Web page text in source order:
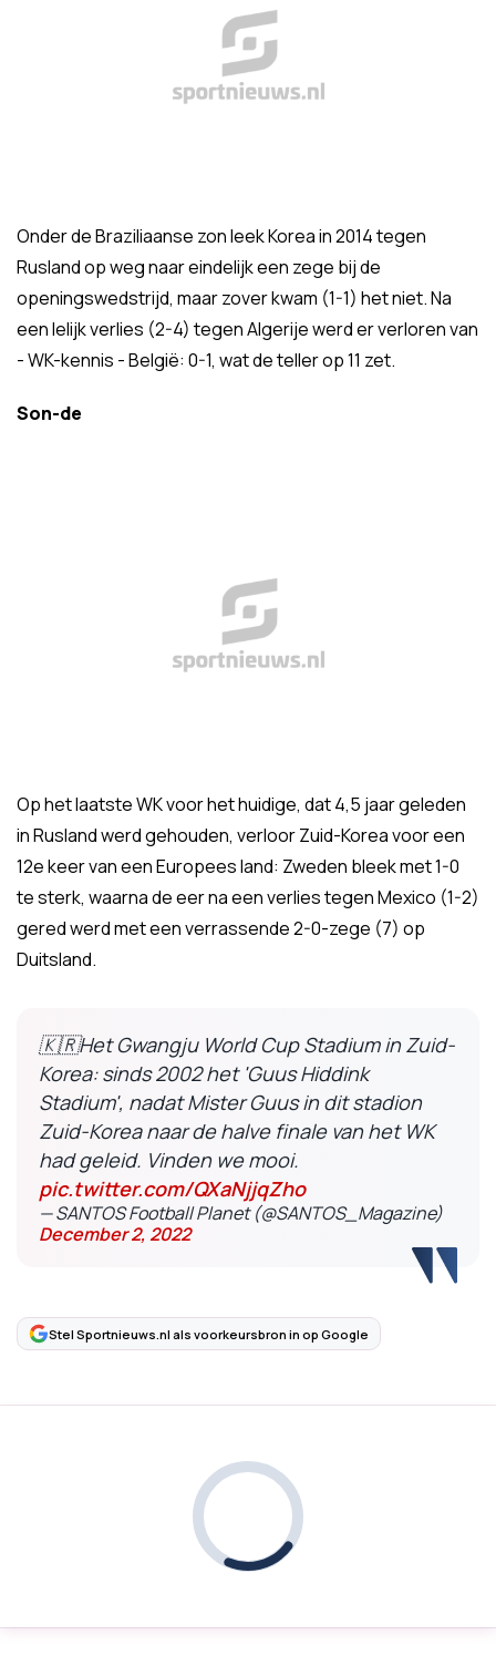
Onder de Braziliaanse zon leek Korea in 2014 tegen
Rusland op weg naar eindelijk een zege bij de
openingswedstrijd, maar zover kwam (1-1) het niet. Na
een lelijk verlies (2-4) tegen Algerije werd er verloren van
- WK-kennis - België: 0-1, wat de teller op 11 zet.
Son-de
Op het laatste WK voor het huidige, dat 4,5 jaar geleden
in Rusland werd gehouden, verloor Zuid-Korea voor een
12e keer van een Europees land: Zweden bleek met 1-0
te sterk, waarna de eer na een verlies tegen Mexico (1-2)
gered werd met een verrassende 2-0-zege (7) op
Duitsland.
🇰🇷Het Gwangju World Cup Stadium in Zuid-
Korea: sinds 2002 het 'Guus Hiddink
Stadium', nadat Mister Guus in dit stadion
Zuid-Korea naar de halve finale van het WK
had geleid. Vinden we mooi.
pic.twitter.com/QXaNjjqZho
— SANTOS Football Planet (@SANTOS_Magazine)
December 2, 2022
Stel Sportnieuws.nl als voorkeursbron in op Google